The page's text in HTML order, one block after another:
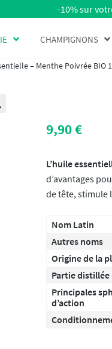
-10% sur
CHAMPIGNONS
– Menthe Poivrée BIO
9,90€
L’huile
d’avantages
de tête, stimule
Nom Latin
Autres noms
Origine de la
Partie distillée
Principales
d’action